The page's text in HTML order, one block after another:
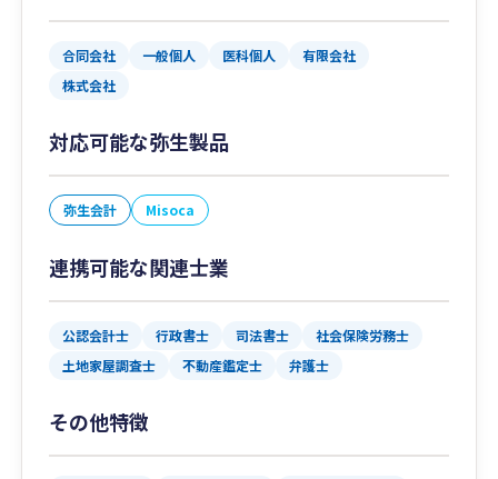
合同会社 一般個人 医科個人
有限会社
株式会社
対応可能な弥生製品
弥生会計 Misoca
連携可能な関連士業
公認会計士 行政書士 司法書士
社会保険労務士
土地家屋調査士
不動産鑑定士 弁護士
その他特徴